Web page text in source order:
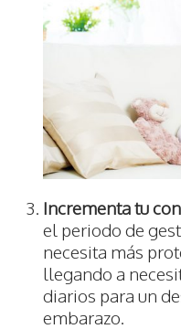
Incrementa tu
el periodo de
necesita más
llegando a
diarios para un
embarazo.